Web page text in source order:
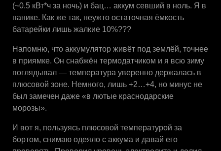
(~0.5 кВт*ч за ночь) и бац… аккум севший в ноль. Я в
панике. Как же так, неужто остаточная ёмкость
батарейки лишь жалкие 10%???
Напомню, что аккумулятор живёт под землёй, точнее
в приямке. Он снабжён термодатчиком и я всю зиму
поглядывал — температура уверенно держалась в
плюсовой зоне. Немного, лишь +2…+4, но минус не
был замечен даже «в лютые краснодарские
морозы».
И вот я, пользуясь плюсовой температурой за
бортом, снимаю одеяло с аккума и давай его